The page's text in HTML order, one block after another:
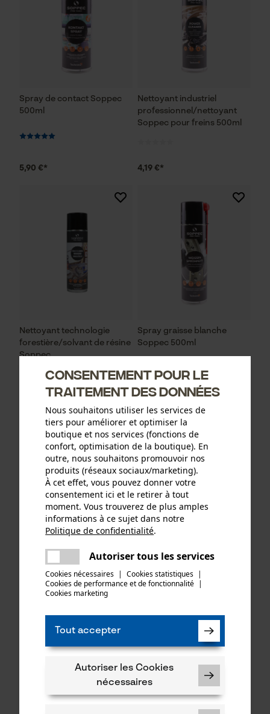
Spray de contact Soppec
500ml
5,90 €*
Nettoyant industriel
professionnel/nettoyant
Soppec pour freins 500ml
4,19 €*
Nettoyant technologie
forestière/solvant de résine
Soppec
Spray graisse blanche
Soppec 500ml
Spray silicone Soppec
500ml
Consentement pour le
traitement des données
Nous souhaitons utiliser les services de
tiers pour améliorer et optimiser la
boutique et nos services (fonctions de
confort, optimisation de la boutique). En
outre, nous souhaitons promouvoir nos
produits (réseaux sociaux/marketing).
À cet effet, vous pouvez donner votre
consentement ici et le retirer à tout
moment. Vous trouverez de plus amples
informations à ce sujet dans notre
Politique de confidentialité.
Autoriser tous les services
Cookies nécessaires | Cookies statistiques |
Cookies de performance et de fonctionnalité |
Cookies marketing
Tout accepter
Autoriser les Cookies
nécessaires
Une erreur s'est produite. Veuillez
essayer encore.
partager
partager
mail